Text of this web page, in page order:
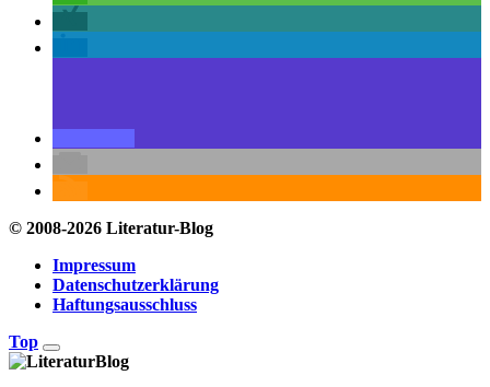
© 2008-2026 Literatur-Blog
Impressum
Datenschutzerklärung
Haftungsausschluss
Top